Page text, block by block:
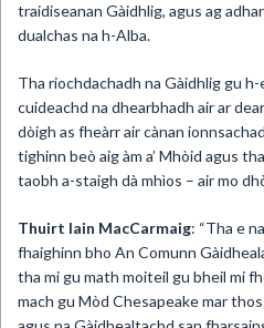
traidiseanan Gàidhlig, agus ag
dualchas na h-Alba.
Tha riochdachadh na Gàidhlig gu
cuideachd na dhearbhadh air ar
dòigh as fheàrr air cànan
tighinn beò aig àm a’ Mhòid agus
taobh a-staigh dà mhìos – air mo
Thuirt Iain MacCarmaig: “Tha e
fhaighinn bho An Comunn
tha mi gu math moiteil gu bheil mi
mach gu Mòd Chesapeake mar